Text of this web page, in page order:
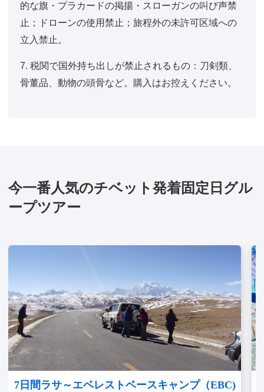
的な旗・プラカードの掲揚・スローガンの叫び声禁
止；ドローンの使用禁止；旅程外の未許可区域への
立入禁止。
7. 税関で国外持ち出しが禁止されるもの：刀剣類、
骨董品、動物の頭骨など。購入はお控えください。
今一番人気のチベット発着固定日グル
ープツアー
7日間ラサ～エベレストベースキャンプ（EBC)